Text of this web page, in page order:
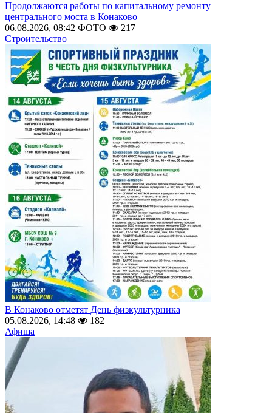
Продолжаются работы по капитальному ремонту
центрального моста в Конаково
06.08.2026, 08:42 ФОТО
217
Строительство
В Конаково отметят День физкультурника
05.08.2026, 14:48
182
Афиша